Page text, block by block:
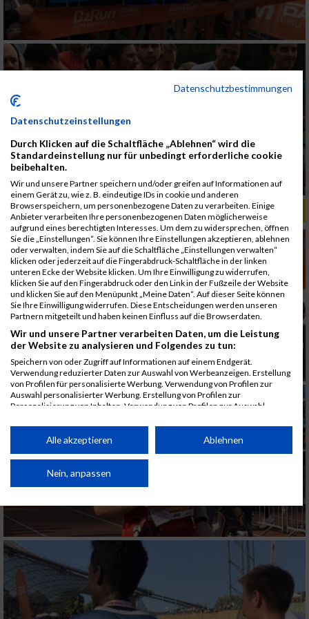
ALBUM B2RUN MÜNCHEN, B2RUN / 16.07.2019
Datenschutzbestimmungen
Datenschutzeinstellungen
Durch Klicken auf die Schaltfläche „Ablehnen“ wird die
Standardeinstellung nur für unbedingt erforderliche cookie
beibehalten.
Wir und unsere Partner speichern und/oder greifen auf Informationen auf
einem Gerät zu, wie z. B. eindeutige IDs in cookie und anderen
Browserspeichern, um personenbezogene Daten zu verarbeiten. Einige
Anbieter verarbeiten Ihre personenbezogenen Daten möglicherweise
aufgrund eines berechtigten Interesses. Um dem zu widersprechen, öffnen
Sie die „Einstellungen“. Sie können Ihre Einstellungen akzeptieren, ablehnen
oder verwalten, indem Sie auf die Schaltfläche „Einstellungen verwalten“
klicken oder jederzeit auf die Fingerabdruck-Schaltfläche in der linken
unteren Ecke der Website klicken. Um Ihre Einwilligung zu widerrufen,
klicken Sie auf den Fingerabdruck oder den Link in der Fußzeile der Website
und klicken Sie auf den Menüpunkt „Meine Daten“. Auf dieser Seite können
Sie Ihre Einwilligung widerrufen. Diese Entscheidungen werden unseren
Partnern mitgeteilt und haben keinen Einfluss auf die Browserdaten.
Wir und unsere Partner verarbeiten Daten, um die Leistung
der Website zu analysieren und Folgendes zu tun:
Speichern von oder Zugriff auf Informationen auf einem Endgerät.
Verwendung reduzierter Daten zur Auswahl von Werbeanzeigen. Erstellung
von Profilen für personalisierte Werbung. Verwendung von Profilen zur
Auswahl personalisierter Werbung. Erstellung von Profilen zur
Personalisierung von Inhalten. Verwendung von Profilen zur Auswahl
Performance von Inhalten. Analyse von Zielgruppen durch Statistiken oder
Kombinationen von Daten aus verschiedenen Quellen. Entwicklung und
von Inhalten.
Daten können außerhalb der Europäischen Union weitergegeben und in die
Website/App.
Partnerliste anzeigen (1 IAB-Anbieter)
Wir nutzen Ihre Daten für folgende Zwecke:
IAB-Verarbeitungszwecke:
Speichern von oder Zugriff auf Informationen
auf einem Endgerät
Alle akzeptieren Ablehnen
Nein, anpassen